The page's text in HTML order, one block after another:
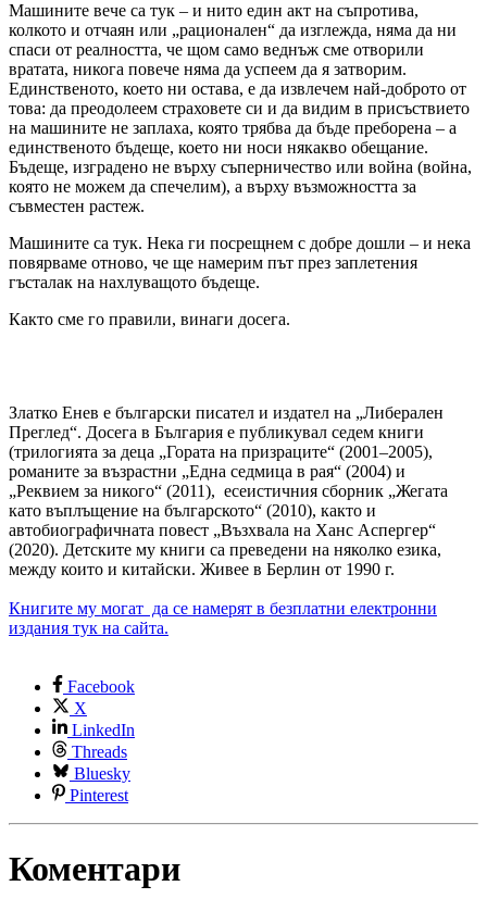
Машините вече са тук – и нито един акт на съпротива,
колкото и отчаян или „рационален“ да изглежда, няма да ни
спаси от реалността, че щом само веднъж сме отворили
вратата, никога повече няма да успеем да я затворим.
Единственото, което ни остава, е да извлечем най-доброто от
това: да преодолеем страховете си и да видим в присъствието
на машините не заплаха, която трябва да бъде преборена – а
единственото бъдеще, което ни носи някакво обещание.
Бъдеще, изградено не върху съперничество или война (война,
която не можем да спечелим), а върху възможността за
съвместен растеж.
Машините са тук. Нека ги посрещнем с добре дошли – и нека
повярваме отново, че ще намерим път през заплетения
гъсталак на нахлуващото бъдеще.
Както сме го правили, винаги досега.
Златко Енев е български писател и издател на „Либерален
Преглед“. Досега в България е публикувал седем книги
(трилогията за деца „Гората на призраците“ (2001–2005),
романите за възрастни „Една седмица в рая“ (2004) и
„Реквием за никого“ (2011), есеистичния сборник „Жегата
като въплъщение на българското“ (2010), както и
автобиографичната повест „Възхвала на Ханс Аспергер“
(2020). Детските му книги са преведени на няколко езика,
между които и китайски. Живее в Берлин от 1990 г.
Книгите му могат да се намерят в безплатни електронни
издания тук на сайта.
Facebook
X
LinkedIn
Threads
Bluesky
Pinterest
Коментари